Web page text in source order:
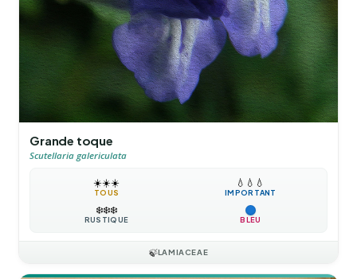
Grande toque
Scutellaria galericulata
☀️☀️☀️
TOUS
💧 💧 💧
IMPORTANT
❄️❄️❄️
RUSTIQUE BLEU
🍃LAMIACEAE